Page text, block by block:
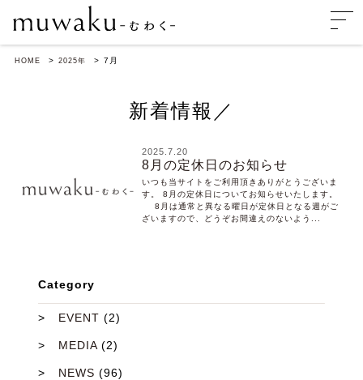
HOME 2025年 7 月
新着情報／
2025.7.20
8月の定休日のお知らせ
いつも当サイトをご利用頂きありがとうございま
す。 8月の定休日についてお知らせいたします。
8月は通常と異なる曜日が定休日となる週がご
ざいますので、どうぞお間違えのないよう...
Category
EVENT (2)
MEDIA(2)
NEWS (96)